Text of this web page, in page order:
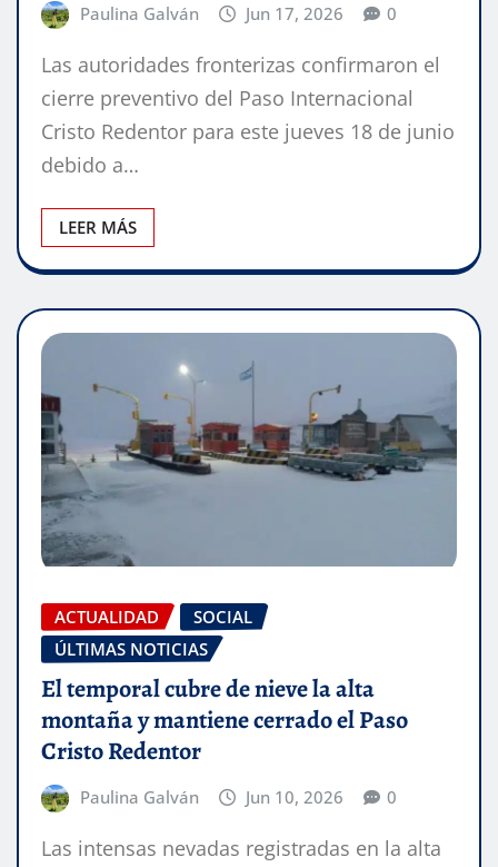
Paulina Galván Jun 17, 2026 0
Las autoridades fronterizas confirmaron el
cierre preventivo del Paso Internacional
Cristo Redentor para este jueves 18 de junio
debido a…
LEER MÁS
ACTUALIDAD
SOCIAL
ÚLTIMAS NOTICIAS
El temporal cubre de nieve la alta
montaña y mantiene cerrado el Paso
Cristo Redentor
Paulina Galván Jun 10, 2026 0
Las intensas nevadas registradas en la alta